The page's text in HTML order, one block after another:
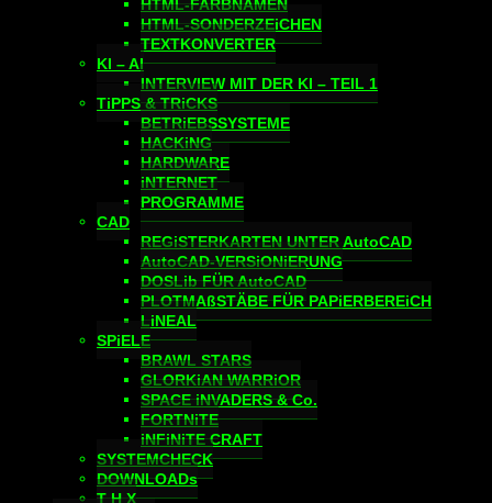
HTML-SONDERZEiCHEN
TEXTKONVERTER
KI – AI
INTERVIEW MIT DER KI – TEIL 1
TiPPS & TRiCKS
BETRiEBSSYSTEME
HACKiNG
HARDWARE
iNTERNET
PROGRAMME
CAD
REGiSTERKARTEN UNTER AutoCAD
AutoCAD-VERSiONiERUNG
DOSLib FÜR AutoCAD
PLOTMAßSTÄBE FÜR PAPiERBEREiCH
LiNEAL
SPiELE
BRAWL STARS
GLORKiAN WARRiOR
SPACE iNVADERS & Co.
FORTNiTE
iNFiNiTE CRAFT
SYSTEMCHECK
DOWNLOADs
T H X